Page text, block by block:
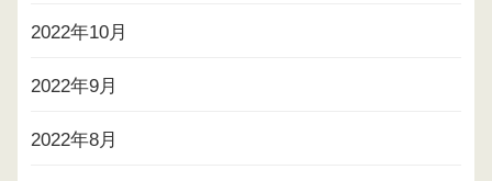
2022年10月
2022年9月
2022年8月